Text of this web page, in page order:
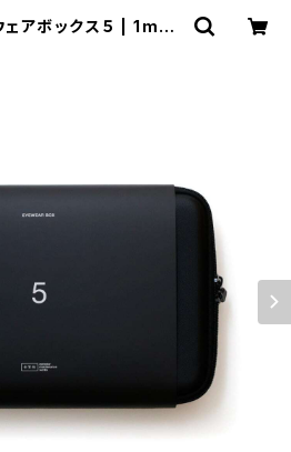
アボックス５ | 1mm